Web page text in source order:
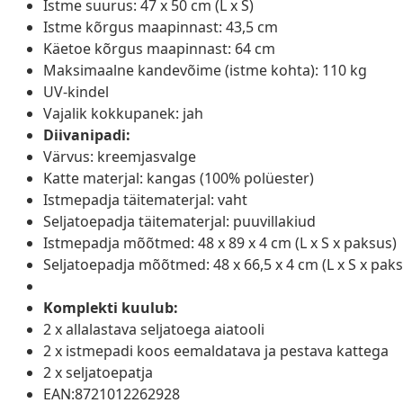
Istme suurus: 47 x 50 cm (L x S)
Istme kõrgus maapinnast: 43,5 cm
Käetoe kõrgus maapinnast: 64 cm
Maksimaalne kandevõime (istme kohta): 110 kg
UV-kindel
Vajalik kokkupanek: jah
Diivanipadi:
Värvus: kreemjasvalge
Katte materjal: kangas (100% polüester)
Istmepadja täitematerjal: vaht
Seljatoepadja täitematerjal: puuvillakiud
Istmepadja mõõtmed: 48 x 89 x 4 cm (L x S x paksus)
Seljatoepadja mõõtmed: 48 x 66,5 x 4 cm (L x S x
Komplekti kuulub:
2 x allalastava seljatoega aiatooli
2 x istmepadi koos eemaldatava ja pestava kattega
2 x seljatoepatja
EAN:8721012262928